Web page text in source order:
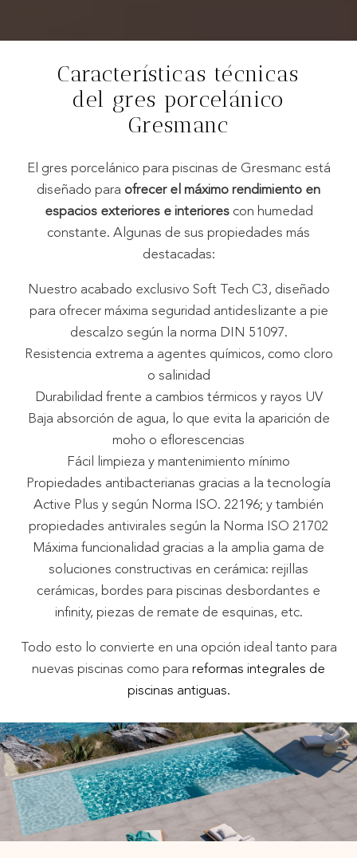
Características técnicas
del gres porcelánico
Gresmanc
El gres porcelánico para piscinas de Gresmanc está
diseñado para ofrecer el máximo rendimiento en
espacios exteriores e interiorescon humedad
constante. Algunas de sus propiedades más
destacadas:
Nuestro acabado exclusivo Soft Tech C3, diseñado
para ofrecer máxima seguridad antideslizante a pie
descalzo según la norma DIN 51097.
Resistencia extrema a agentes químicos, como cloro
o salinidad
Durabilidad frente a cambios térmicos y rayos UV
Baja absorción de agua, lo que evita la aparición de
moho o eflorescencias
Fácil limpieza y mantenimiento mínimo
Propiedades antibacterianas gracias a la tecnología
Active Plus y según Norma ISO. 22196; y también
propiedades antivirales según la Norma ISO 21702
Máxima funcionalidad gracias a la amplia gama de
soluciones constructivas en cerámica: rejillas
cerámicas, bordes para piscinas desbordantes e
infinity, piezas de remate de esquinas, etc.
Todo esto lo convierte en una opción ideal tanto para
nuevas piscinas como para reformas integrales de
piscinas antiguas.